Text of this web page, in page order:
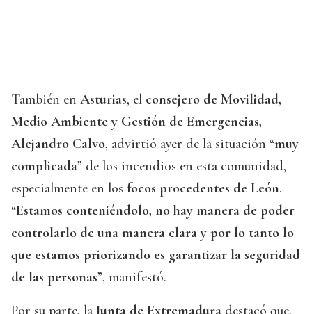
También en Asturias, el consejero de Movilidad,
Medio Ambiente y Gestión de Emergencias,
Alejandro Calvo, advirtió ayer de la situación “muy
complicada” de los incendios en esta comunidad,
especialmente en los focos procedentes de León.
“Estamos conteniéndolo, no hay manera de poder
controlarlo de una manera clara y por lo tanto lo
que estamos priorizando es garantizar la seguridad
de las personas”, manifestó.